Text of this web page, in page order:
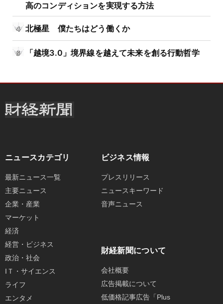
高のコンディションを実現する方法
北極星 僕たちはどう働くか
「越境3.0」境界線を越えて未来を創る行動哲学
ニュースカテゴリ
最新ニュース一覧
主要ニュース
企業・産業
マーケット
経済
経営・ビジネス
政治・社会
IＴ・サイエンス
ライフ
エンタメ
ビジネス情報
プレスリリース
ニュースキーワード
音声ニュース
財経新聞について
会社概要
広告掲載について
低価格記事広告「Plus